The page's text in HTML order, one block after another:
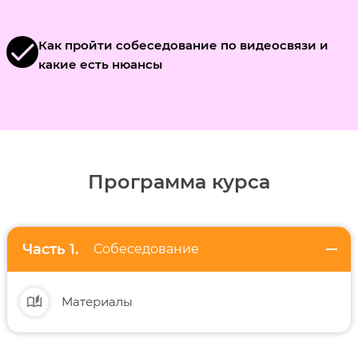
checkКак пройти собеседование по видеосвязи и
какие есть нюансы
Программа курса
Собеседование remove
auto_stories Материалы